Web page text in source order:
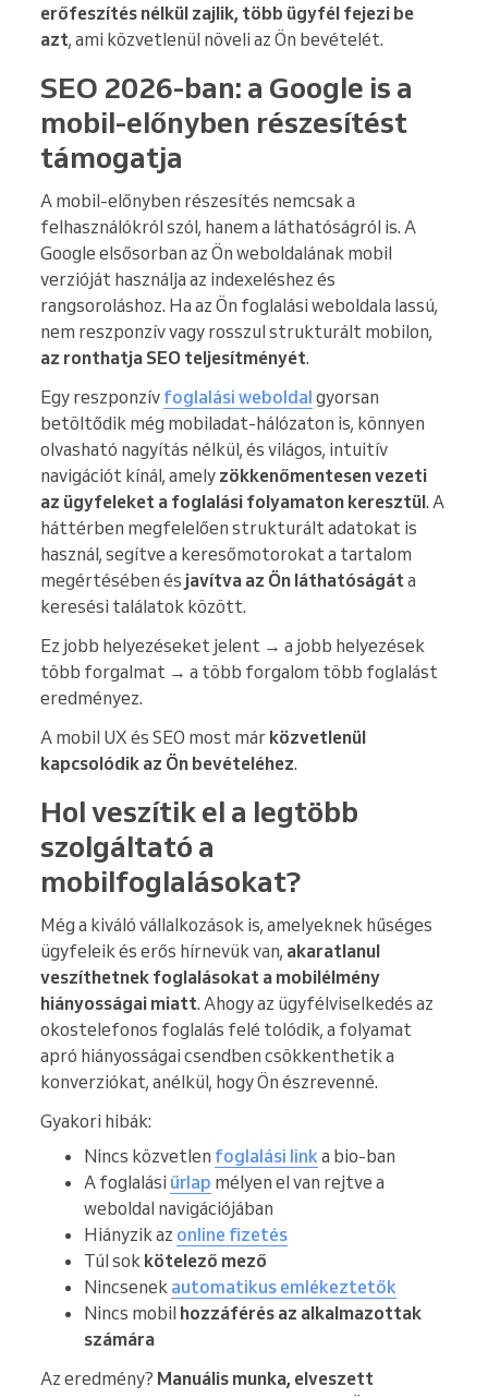
erőfeszítés nélkül zajlik, több ügyfél fejezi be
azt, ami közvetlenül növeli az Ön bevételét.
SEO 2026-ban: a Google is a
mobil-előnyben részesítést
támogatja
A mobil-előnyben részesítés nemcsak a
felhasználókról szól, hanem a láthatóságról is. A
Google elsősorban az Ön weboldalának mobil
verzióját használja az indexeléshez és
rangsoroláshoz. Ha az Ön foglalási weboldala lassú,
nem reszponzív vagy rosszul strukturált mobilon,
az ronthatja SEO teljesítményét.
Egy reszponzív foglalási weboldal gyorsan
betöltődik még mobiladat-hálózaton is, könnyen
olvasható nagyítás nélkül, és világos, intuitív
navigációt kínál, amely zökkenőmentesen vezeti
az ügyfeleket a foglalási folyamaton keresztül. A
háttérben megfelelően strukturált adatokat is
használ, segítve a keresőmotorokat a tartalom
megértésében és javítva az Ön láthatóságát a
keresési találatok között.
Ez jobb helyezéseket jelent → a jobb helyezések
több forgalmat → a több forgalom több foglalást
eredményez.
A mobil UX és SEO most már közvetlenül
kapcsolódik az Ön bevételéhez.
Hol veszítik el a legtöbb
szolgáltató a
mobilfoglalásokat?
Még a kiváló vállalkozások is, amelyeknek hűséges
ügyfeleik és erős hírnevük van, akaratlanul
veszíthetnek foglalásokat a mobilélmény
hiányosságai miatt. Ahogy az ügyfélviselkedés az
okostelefonos foglalás felé tolódik, a folyamat
apró hiányosságai csendben csökkenthetik a
konverziókat, anélkül, hogy Ön észrevenné.
Gyakori hibák:
Nincs közvetlen foglalási link a bio-ban
A foglalási űrlap mélyen el van rejtve a
weboldal navigációjában
Hiányzik az online fizetés
Túl sok kötelező mező
Nincsenek automatikus emlékeztetők
Nincs mobil hozzáférés az alkalmazottak
számára
Az eredmény? Manuális munka, elveszett